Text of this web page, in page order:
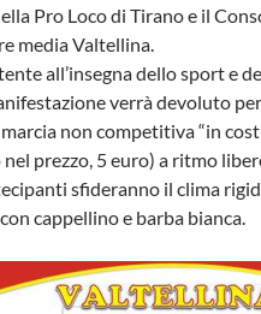
Pro Loco di Tirano e il
media Valtellina.
all’insegna dello sport e
verrà devoluto
marcia non competitiva “in
prezzo, 5 euro) a ritmo
sfideranno il clima
cappellino e barba bianca.